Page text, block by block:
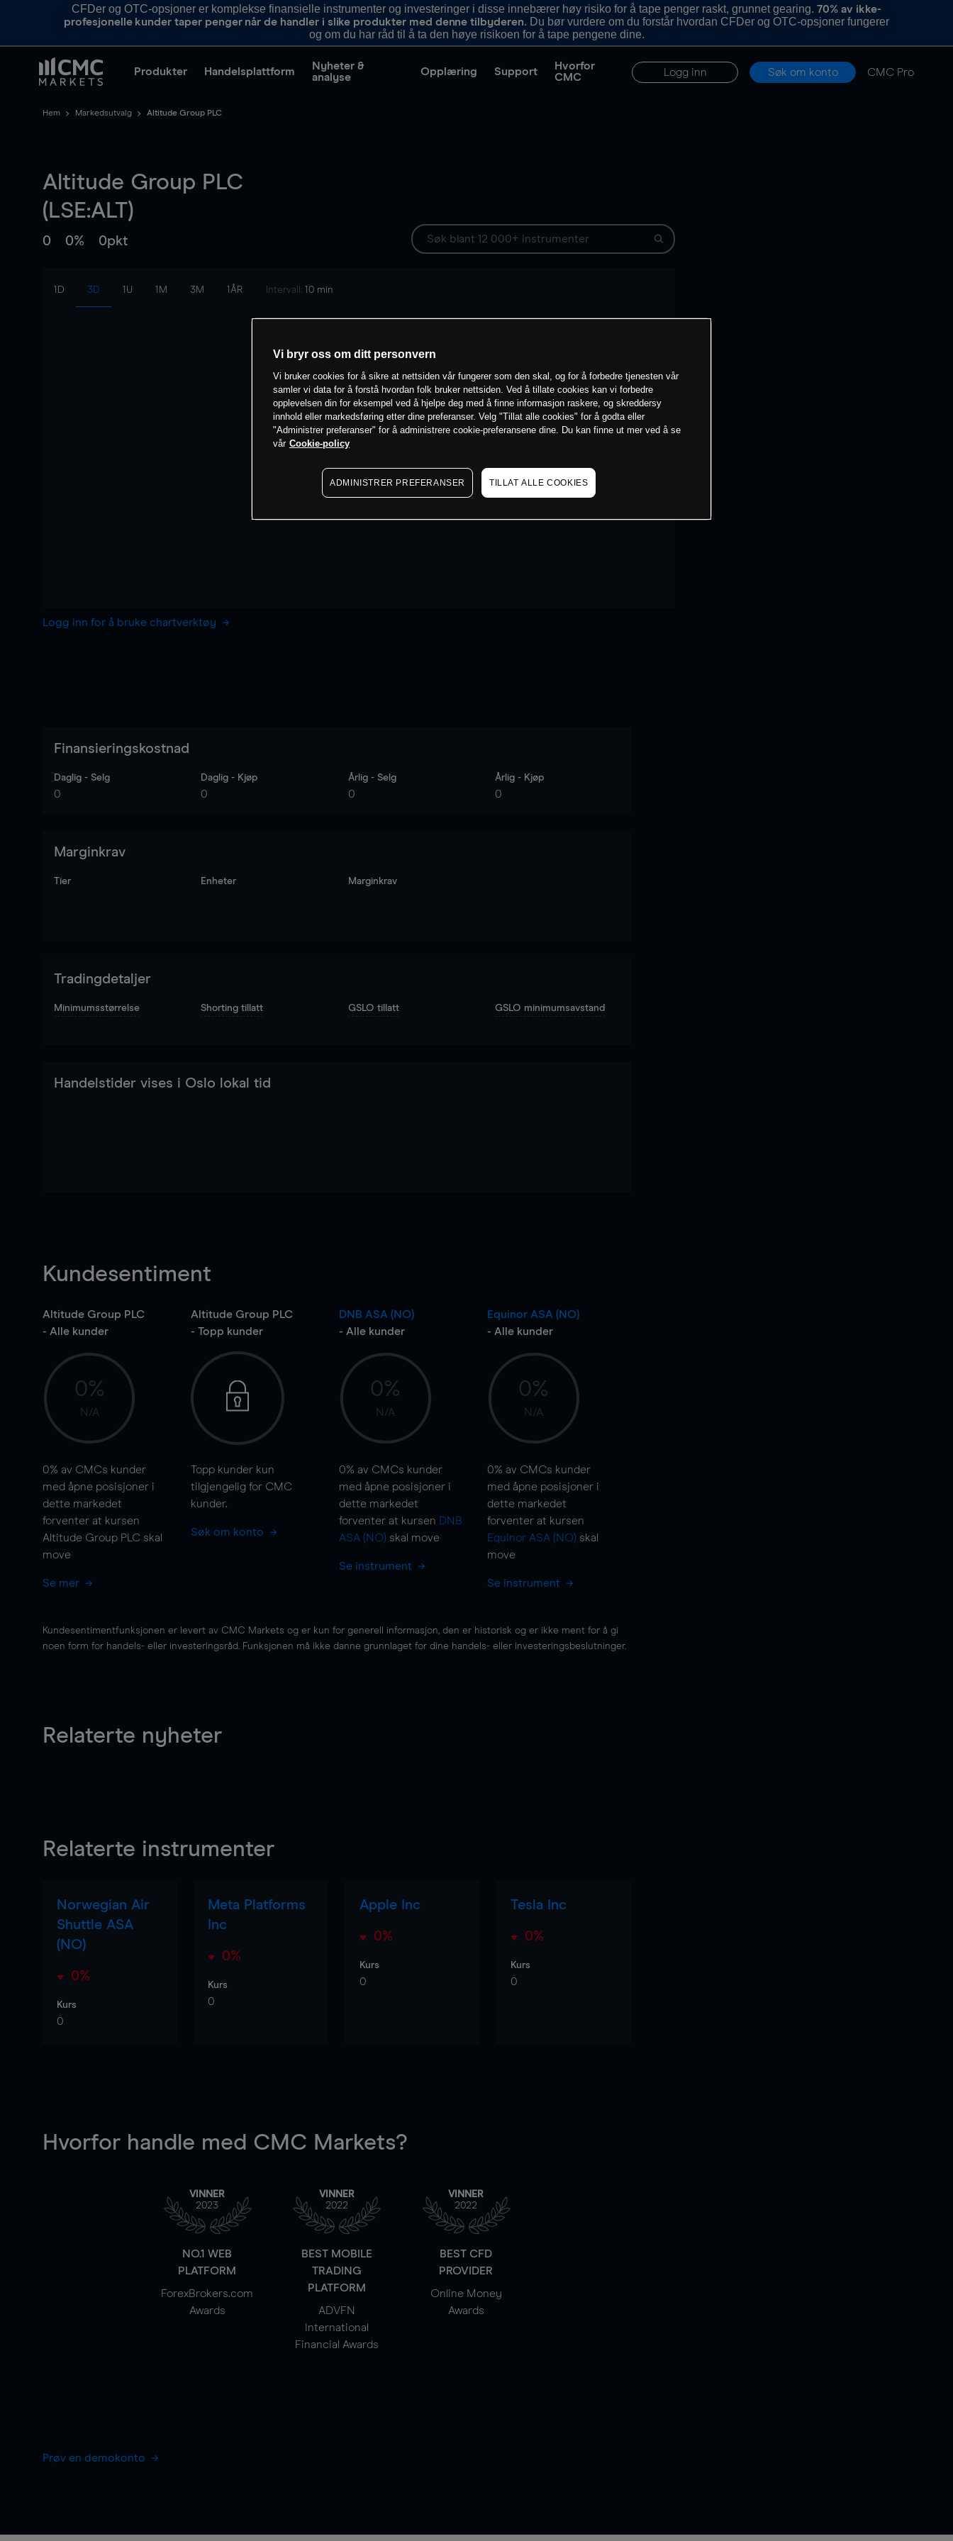
CFDer og OTC-opsjoner er komplekse finansielle instrumenter og investeringer i disse innebærer høy risiko for å tape penger raskt, grunnet gearing.70% av ikke-
profesjonelle kunder taper penger når de handler i slike produkter med denne tilbyderen. Du bør vurdere om du forstår hvordan CFDer og OTC-opsjoner fungerer
og om du har råd til å ta den høye risikoen for å tape pengene dine.
Produkter Handelsplattform
Nyheter &
analyse
Opplæring Support
Hvorfor
CMC
Logg inn Søk om konto CMC Pro
Hem Markedsutvalg Altitude Group PLC
Altitude Group PLC
(LSE:ALT)
0 0% 0pkt
1D 3D 1U 1M 3M 1ÅR Intervall: 10 min
Logg inn for å bruke chartverktøy
Finansieringskostnad
Daglig - Selg
0
Daglig - Kjøp
0
Årlig - Selg
0
Årlig - Kjøp
0
Marginkrav
Tier Enheter Marginkrav
Tradingdetaljer
Minimumsstørrelse Shorting tillatt GSLO tillatt GSLO minimumsavstand
Handelstider vises i Oslo lokal tid
Kundesentiment
Altitude Group PLC
- Alle kunder
0%
N/A
0% av CMCs kunder
med åpne posisjoner i
dette markedet
forventer at kursen
Altitude Group PLC skal
move
Se mer
Altitude Group PLC
- Topp kunder
Topp kunder kun
tilgjengelig for CMC
kunder.
Søk om konto
DNB ASA (NO)
- Alle kunder
0%
N/A
0% av CMCs kunder
med åpne posisjoner i
dette markedet
forventer at kursen DNB
ASA (NO) skal move
Se instrument
Equinor ASA (NO)
- Alle kunder
0%
N/A
0% av CMCs kunder
med åpne posisjoner i
dette markedet
forventer at kursen
Equinor ASA (NO) skal
move
Se instrument
Kundesentimentfunksjonen er levert av CMC Markets og er kun for generell informasjon, den er historisk og er ikke ment for å gi
noen form for handels- eller investeringsråd. Funksjonen må ikke danne grunnlaget for dine handels- eller investeringsbeslutninger.
Relaterte nyheter
Relaterte instrumenter
Norwegian Air
Shuttle ASA
(NO)
0%
Kurs
0
Meta Platforms
Inc
0%
Kurs
0
Apple Inc
0%
Kurs
0
Tesla Inc
0%
Kurs
0
Hvorfor handle med CMC Markets?
VINNER
2023
NO.1 WEB
PLATFORM
ForexBrokers.com
Awards
VINNER
2022
BEST MOBILE
TRADING
PLATFORM
ADVFN
International
Financial Awards
VINNER
2022
BEST CFD
PROVIDER
Online Money
Awards
Prøv en demokonto
Vi bryr oss om ditt personvern
Vi bruker cookies for å sikre at nettsiden vår fungerer som den skal, og for å forbedre tjenesten vår
samler vi data for å forstå hvordan folk bruker nettsiden. Ved å tillate cookies kan vi forbedre
opplevelsen din for eksempel ved å hjelpe deg med å finne informasjon raskere, og skreddersy
innhold eller markedsføring etter dine preferanser. Velg "Tillat alle cookies" for å godta eller
"Administrer preferanser" for å administrere cookie-preferansene dine. Du kan finne ut mer ved å se
vår Cookie-policy
ADMINISTRER PREFERANSER TILLAT ALLE COOKIES